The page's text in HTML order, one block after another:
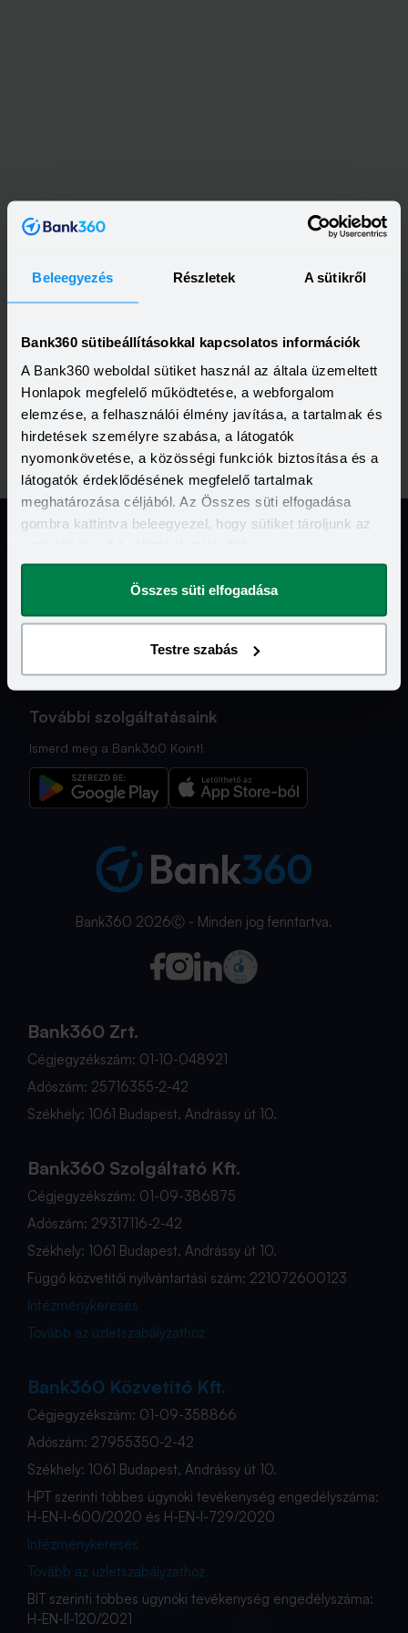
Beleegyezés Részletek A sütikről
Bank360 sütibeállításokkal kapcsolatos információk
A Bank360 weboldal sütiket használ az általa üzemeltett
Honlapok megfelelő működtetése, a webforgalom
elemzése, a felhasználói élmény javítása, a tartalmak és
hirdetések személyre szabása, a látogatók
nyomonkövetése, a közösségi funkciók biztosítása és a
látogatók érdeklődésének megfelelő tartalmak
meghatározása céljából. Az Összes süti elfogadása
gombra kattintva beleegyezel, hogy sütiket tároljunk az
megváltoztathatod.
Összes süti elfogadása
Testre szabás
Jogi Dokumentumok
Kapcsolat
Hasznos Linkek
További szolgáltatásaink
Ismerd meg a Bank360 Koint!
Bank360 2026Ⓒ - Minden jog fenntartva.
Bank360 Zrt.
Cégjegyzékszám: 01-10-048921
Adószám: 25716355-2-42
Székhely: 1061 Budapest, Andrássy út 10.
Bank360 Szolgáltató Kft.
Cégjegyzékszám: 01-09-386875
Adószám: 29317116-2-42
Székhely: 1061 Budapest, Andrássy út 10.
Függő közvetítői nyilvántartási szám: 221072600123
Intézménykeresés
Tovább az üzletszabályzathoz
Bank360 Közvetítő Kft.
Cégjegyzékszám: 01-09-358866
Adószám: 27955350-2-42
Székhely: 1061 Budapest, Andrássy út 10.
HPT szerinti többes ügynöki tevékenység engedélyszáma:
H-EN-I-600/2020 és H-EN-I-729/2020
Intézménykeresés
Tovább az üzletszabályzathoz
BIT szerinti többes ügynöki tevékenység engedélyszáma:
H-EN-II-120/2021